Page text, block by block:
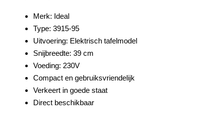
Merk: Ideal
Type: 3915-95
Uitvoering: Elektrisch tafelmodel
Snijbreedte: 39 cm
Voeding: 230V
Compact en gebruiksvriendelijk
Verkeert in goede staat
Direct beschikbaar